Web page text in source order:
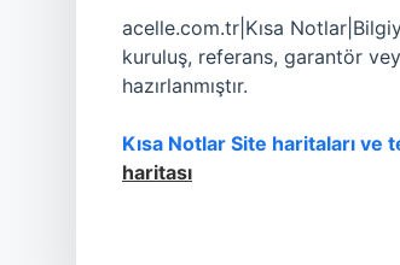
acelle.com.tr|Kısa
kuruluş, referans, garantör
hazırlanmıştır.
Kısa Notlar Site haritaları ve
haritası